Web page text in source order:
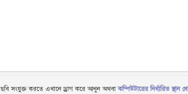
ছবি সংযুক্ত করতে এখানে ড্রাগ করে আনুন অথবাকম্পিউটারের নির্ধারিত